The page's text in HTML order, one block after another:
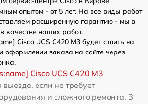
опытом - от 5 лет. На все виды работ
расширенную гарантию - мы в
качестве наших работ.
Cisco UCS C420 M3 будет стоить на
оформлении заказа на сайте через
Cisco UCS C420 M3
если не требует
и сложного ремонта. В